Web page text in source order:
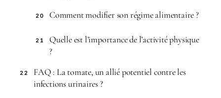
20 Comment modifier son régime alimentaire ?
21
Quelle est l’importance de l’activité physique
?
22
FAQ : La tomate, un allié potentiel contre les
infections urinaires ?